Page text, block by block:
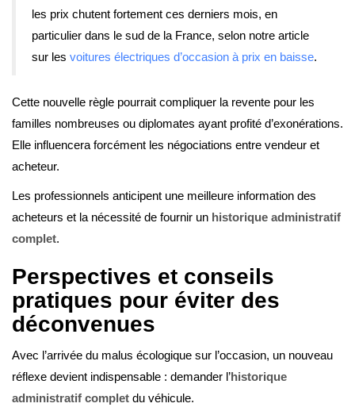
les prix chutent fortement ces derniers mois, en
particulier dans le sud de la France, selon notre article
sur les voitures électriques d’occasion à prix en baisse.
Cette nouvelle règle pourrait compliquer la revente pour les
familles nombreuses ou diplomates ayant profité d’exonérations.
Elle influencera forcément les négociations entre vendeur et
acheteur.
Les professionnels anticipent une meilleure information des
acheteurs et la nécessité de fournir un historique administratif
complet.
Perspectives et conseils
pratiques pour éviter des
déconvenues
Avec l’arrivée du malus écologique sur l’occasion, un nouveau
réflexe devient indispensable : demander l’historique
administratif complet du véhicule.